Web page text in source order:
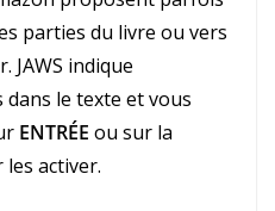
parties du livre ou vers
JAWS indique
le texte et vous
ENTRÉE ou sur la
les activer.